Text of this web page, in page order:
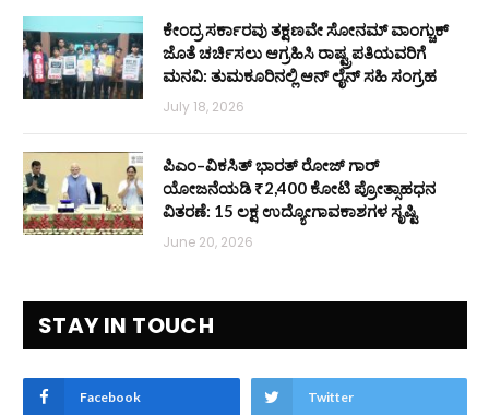
ಕೇಂದ್ರ ಸರ್ಕಾರವು ತಕ್ಷಣವೇ ಸೋನಮ್ ವಾಂಗ್ಚುಕ್
ಜೊತೆ ಚರ್ಚಿಸಲು ಆಗ್ರಹಿಸಿ ರಾಷ್ಟ್ರಪತಿಯವರಿಗೆ
ಮನವಿ: ತುಮಕೂರಿನಲ್ಲಿ ಆನ್‌ ಲೈನ್ ಸಹಿ ಸಂಗ್ರಹ
July 18, 2026
ಪಿಎಂ–ವಿಕಸಿತ್ ಭಾರತ್ ರೋಜ್‌ ಗಾರ್
ಯೋಜನೆಯಡಿ ₹2,400 ಕೋಟಿ ಪ್ರೋತ್ಸಾಹಧನ
ವಿತರಣೆ: 15 ಲಕ್ಷ ಉದ್ಯೋಗಾವಕಾಶಗಳ ಸೃಷ್ಟಿ
June 20, 2026
STAY IN TOUCH
Facebook Twitter